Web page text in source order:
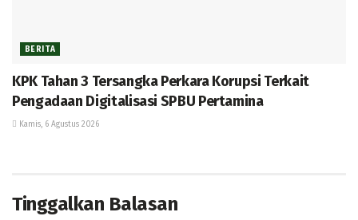
BERITA
KPK Tahan 3 Tersangka Perkara Korupsi Terkait
Pengadaan Digitalisasi SPBU Pertamina
Kamis, 6 Agustus 2026
Tinggalkan Balasan